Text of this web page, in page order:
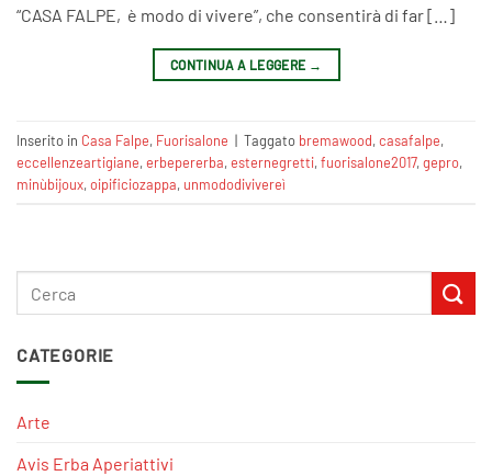
CATEGORIE
Arte
Avis Erba Aperiattivi
“CASA FALPE, è modo di vivere”, che consentirà di far […]
CONTINUA A LEGGERE →
Inserito in Casa Falpe, Fuorisalone | Taggato bremawood,casafalpe,
eccellenzeartigiane‬,erbepererba,esternegretti,fuorisalone2017,gepro,
minùbijoux,oipificiozappa, unmododivivereì